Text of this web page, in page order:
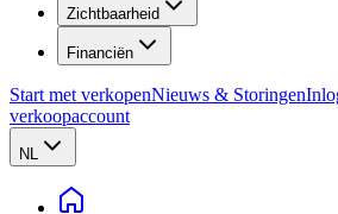
Zichtbaarheid
Financiën
Start met verkopenNieuws & Storingen
verkoopaccount
NL